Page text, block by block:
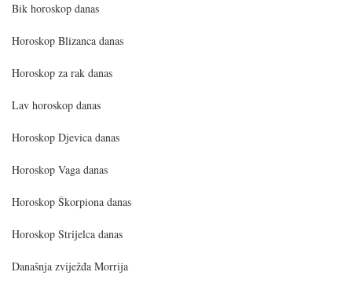
Bik horoskop danas
Horoskop Blizanca danas
Horoskop za rak danas
Lav horoskop danas
Horoskop Djevica danas
Horoskop Vaga danas
Horoskop Škorpiona danas
Horoskop Strijelca danas
Današnja zviježđa Morrija